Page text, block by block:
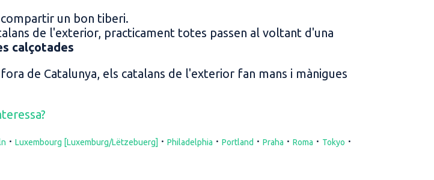
un bon tiberi.
de l'exterior, practicament totes passen al voltant d'una
calçotades
de Catalunya, els catalans de l'exterior fan mans i mànigues
· Luxembourg [Luxemburg/Lëtzebuerg] · Philadelphia · Portland · Praha · Roma · Tokyo ·